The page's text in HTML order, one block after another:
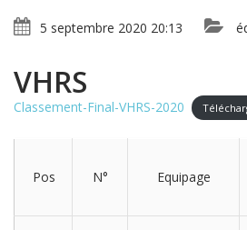
5 septembre 2020 20:13
VHRS
Classement-Final-VHRS-2020
Pos N° Equipage